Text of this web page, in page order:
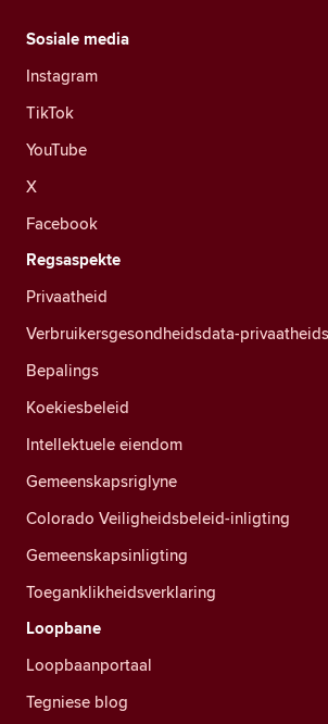
Sosiale media
Instagram
TikTok
YouTube
X
Facebook
Regsaspekte
Privaatheid
Verbruikersgesondheidsdata-
Bepalings
Koekiesbeleid
Intellektuele eiendom
Gemeenskapsriglyne
Colorado Veiligheidsbeleid-inligting
Gemeenskapsinligting
Toeganklikheidsverklaring
Loopbane
Loopbaanportaal
Tegniese blog